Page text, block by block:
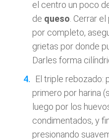
el centro un poco
de queso . Cerrar
por completo,
grietas por donde
Darles forma
El triple rebozado:
primero por harina
luego por los
condimentados, y
presionando